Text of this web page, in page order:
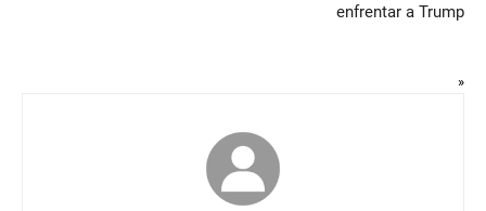
enfrentar a Trump
»